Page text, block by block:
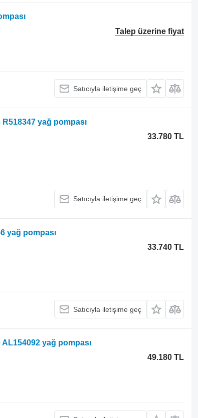
Talep üzerine fiyat
Satıcıyla iletişime geç
yağ pompası
33.780 TL
Satıcıyla iletişime geç
yağ pompası
33.740 TL
Satıcıyla iletişime geç
yağ pompası
49.180 TL